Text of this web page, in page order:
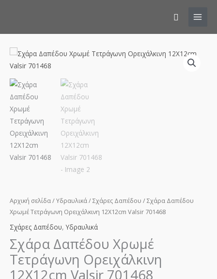
Αρχική σελίδα/Υδραυλικά/Σχάρες Δαπέδου / Σχάρα Δαπέδου
Χρωμέ Τετράγωνη Ορειχάλκινη 12Χ12cm Valsir 701468
Σχάρες Δαπέδου,Υδραυλικά
Σχάρα Δαπέδου Χρωμέ
Τετράγωνη Ορειχάλκινη
12Χ12cm Valsir 701468
Σχάρα
Δαπέδου
Χρωμέ
Τετράγωνη
Ορειχάλκινη
12Χ12cm
Valsir
701468
ποσότητα